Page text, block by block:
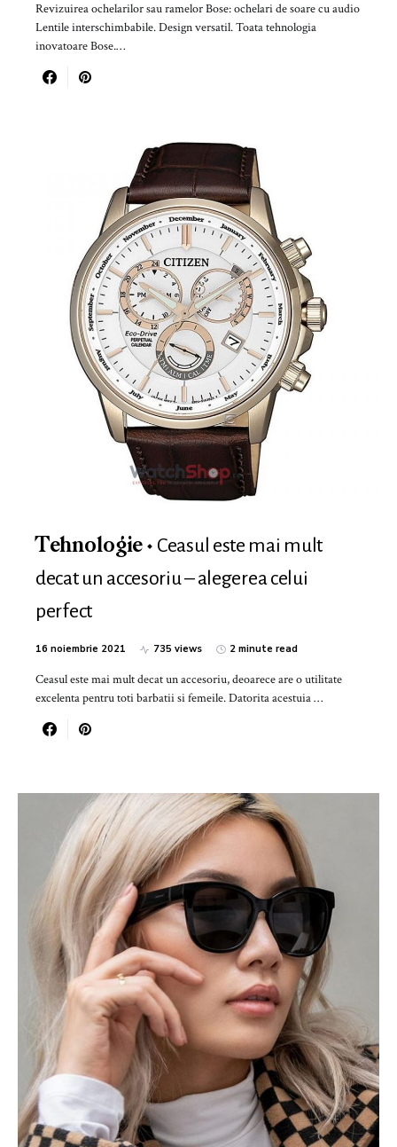
Revizuirea ochelarilor sau ramelor Bose: ochelari de soare cu audio
Lentile interschimbabile. Design versatil. Toata tehnologia
inovatoare Bose.…
Tehnologie
Ceasul este mai mult
decat un accesoriu – alegerea celui
perfect
16 noiembrie 2021 735 views 2 minute read
Ceasul este mai mult decat un accesoriu, deoarece are o utilitate
excelenta pentru toti barbatii si femeile. Datorita acestuia …